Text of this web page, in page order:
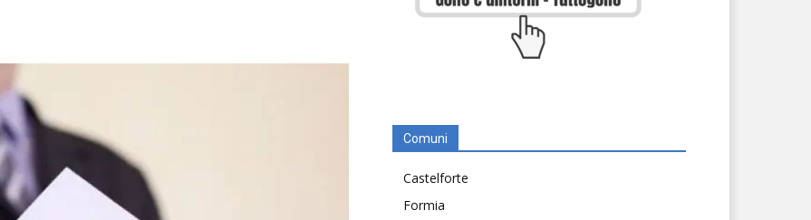
Comuni
Castelforte
Formia